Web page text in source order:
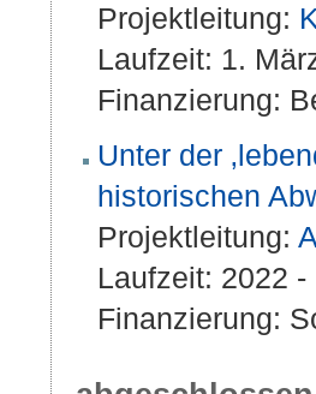
Projektleitung:
Laufzeit: 1.
Finanzierung:
Unter der
historischen
Projektleitung:
Laufzeit: 2022
Finanzierung: